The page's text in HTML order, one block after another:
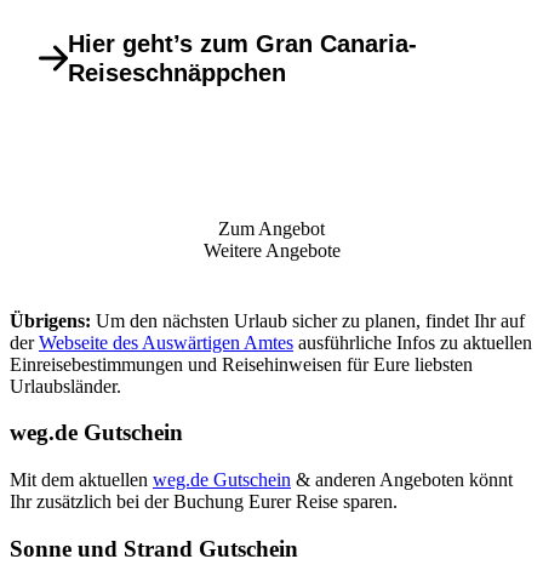
Hier geht’s zum Gran Canaria-
Reiseschnäppchen
Zum Angebot
Weitere Angebote
Übrigens: Um den nächsten Urlaub sicher zu planen, findet Ihr auf
derWebseite des Auswärtigen Amtes ausführliche Infos zu aktuellen
Einreisebestimmungen und Reisehinweisen für Eure liebsten
Urlaubsländer.
weg.de Gutschein
Mit dem aktuellen weg.de Gutschein & anderen Angeboten könnt
Ihr zusätzlich bei der Buchung Eurer Reise sparen.
Sonne und Strand Gutschein